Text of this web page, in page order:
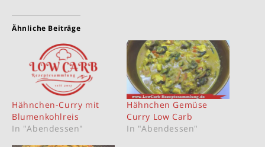
Ähnliche Beiträge
Hähnchen-Curry mit
Blumenkohlreis
In "Abendessen"
Hähnchen Gemüse
Curry Low Carb
In "Abendessen"